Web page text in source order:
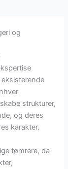
og
strukturer,
og deres
karakter.
tømrere, da